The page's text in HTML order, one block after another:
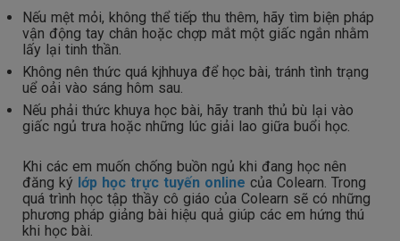
Nếu mệt mỏi, không thể tiếp thu thêm, hãy tìm biện pháp
vận động tay chân hoặc chợp mắt một giấc ngắn nhằm
lấy lại tinh thần.
Không nên thức quá kjhhuya để học bài, tránh tình trạng
uể oải vào sáng hôm sau.
Nếu phải thức khuya học bài, hãy tranh thủ bù lại vào
giấc ngủ trưa hoặc những lúc giải lao giữa buổi học.
Khi các em muốn chống buồn ngủ khi đang học nên
đăng ký lớp học trực tuyến online của Colearn. Trong
quá trình học tập thầy cô giáo của Colearn sẽ có những
phương pháp giảng bài hiệu quả giúp các em hứng thú
khi học bài.